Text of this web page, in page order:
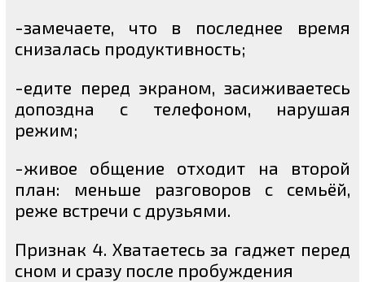
-замечаете, что в последнее время
снизалась продуктивность;
-едите перед экраном, засиживаетесь
допоздна с телефоном, нарушая
режим;
-живое общение отходит на второй
план: меньше разговоров с семьёй,
реже встречи с друзьями.
Признак 4. Хватаетесь за гаджет перед
сном и сразу после пробуждения